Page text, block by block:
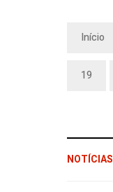
Início
19
NOTÍCIAS